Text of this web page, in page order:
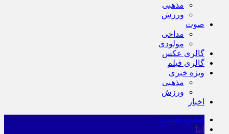
مذهبی
ورزش
صوت
مداحی
مولودی
گالری عکس
گالری فیلم
ویژه خبری
مذهبی
ورزش
اخبار
صفحه نخست
ایتا